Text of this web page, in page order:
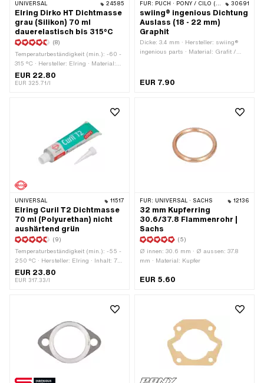
UNIVERSAL 24585
Elring Dirko HT Dichtmasse
grau (Silikon) 70 ml
dauerelastisch bis 315°C
(8)
Temperaturbeständigkeit (min.): -60 -
315 °C · Hersteller: Elring · Material:
Silikon · Inhalt: 70 ml ·
Gefahrenhinweis: Schädigt die Organe
Spaltmass (max.): 2 mm
EUR 22.80
EUR 325.71/l
FÜR: PUCH · PONY / CILO (BETA 521 & 512) · TOMOS 30691
swiing® ingenious Dichtung
Auslass (18 - 22 mm)
Graphit
Dicke: 3.4 mm · Hersteller: swiing®
ingenious parts · Material: Grafit /
Verstärkt: Nein · Ø Auslass innen:
EUR 7.90
UNIVERSAL 11517
Elring Curil T2 Dichtmasse
70 ml (Polyurethan) nicht
aushärtend grün
(9)
Temperaturbeständigkeit (min.): -55 -
250 °C · Hersteller: Elring · Inhalt: 70
ml · Farbe: grün · Anwendungsbereich:
Chemie · Spaltmass (max.): 0.2 mm
EUR 23.80
EUR 317.33/l
FÜR: UNIVERSAL · SACHS 12136
32 mm Kupferring
30.6/37.8 Flammenrohr |
Sachs
(5)
Ø innen: 30.6 mm · Ø aussen: 37.8
mm · Material: Kupfer
EUR 5.60